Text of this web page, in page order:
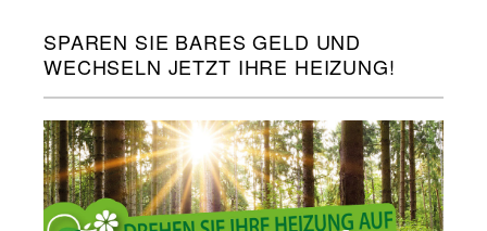
SPAREN SIE BARES GELD UND
WECHSELN JETZT IHRE HEIZUNG!